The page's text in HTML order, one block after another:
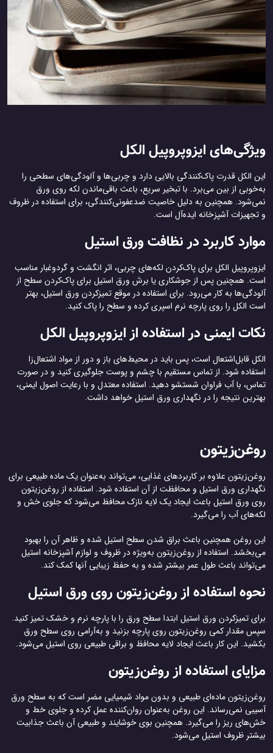
ویژگی‌های ایزوپروپیل الکل
این الکل قدرت پاک‌کنندگی بالایی دارد و چربی‌ها و آلودگی‌های سطحی را
به‌خوبی از بین می‌برد. با تبخیر سریع، باعث باقی‌ماندن لکه روی ورق
نمی‌شود. همچنین به دلیل خاصیت ضدعفونی‌کنندگی، برای استفاده در ظروف
و تجهیزات آشپزخانه ایده‌آل است.
موارد کاربرد در نظافت ورق استیل
ایزوپروپیل الکل برای پاک‌کردن لکه‌های چربی، اثر انگشت و گردوغبار مناسب
است. همچنین پس از جوشکاری یا برش ورق استیل برای پاک‌کردن سطح از
آلودگی‌ها به کار می‌رود. برای استفاده در موقع تمیزکردن ورق استیل، بهتر
است الکل را روی پارچه نرم اسپری کرده و سطح را پاک کنید.
نکات ایمنی در استفاده از ایزوپروپیل الکل
الکل قابل‌اشتعال است، پس باید در محیط‌های باز و دور از مواد اشتعال‌زا
استفاده شود. از تماس مستقیم با چشم و پوست جلوگیری کنید و در صورت
تماس، با آب فراوان شستشو دهید. استفاده معتدل و با رعایت اصول ایمنی،
بهترین نتیجه را در نگهداری ورق استیل خواهد داشت.
روغن‌زیتون
روغن‌زیتون علاوه بر کاربردهای غذایی، می‌تواند به‌عنوان یک ماده طبیعی برای
نگهداری ورق استیل و محافظت از آن استفاده شود. استفاده از روغن‌زیتون
روی ورق استیل باعث ایجاد یک لایه نازک محافظ می‌شود که جلوی خش و
لکه‌های آب را می‌گیرد.
این روغن همچنین باعث براق شدن سطح استیل شده و ظاهر آن را بهبود
می‌بخشد. استفاده از روغن‌زیتون به‌ویژه در ظروف و لوازم آشپزخانه استیل
می‌تواند باعث طول عمر بیشتر شده و به حفظ زیبایی آنها کمک کند.
نحوه استفاده از روغن‌زیتون روی ورق استیل
برای تمیزکردن ورق استیل ابتدا سطح ورق را با پارچه نرم و خشک تمیز کنید.
سپس مقدار کمی روغن‌زیتون روی پارچه بزنید و به‌آرامی روی سطح ورق
بکشید. این کار باعث ایجاد لایه محافظ و براقی طبیعی روی استیل می‌شود.
مزایای استفاده از روغن‌زیتون
روغن‌زیتون ماده‌ای طبیعی و بدون مواد شیمیایی مضر است که به سطح ورق
آسیبی نمی‌رساند. این روغن به‌عنوان روان‌کننده عمل کرده و جلوی خط و
خش‌های ریز را می‌گیرد. همچنین بوی خوشایند و طبیعی آن باعث جذابیت
بیشتر ظروف استیل می‌شود.